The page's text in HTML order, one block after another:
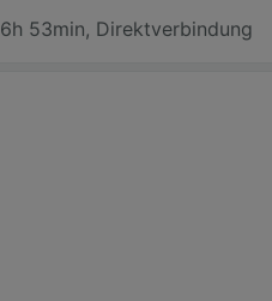
6h 53min, Direktverbindung